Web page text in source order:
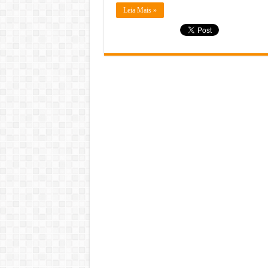
Leia Mais »